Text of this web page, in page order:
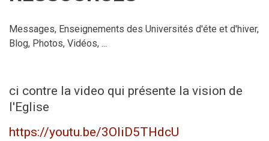
Messages, Enseignements des Universités d'éte et d'hiver,
Blog, Photos, Vidéos, ...
ci contre la video qui présente la vision de
l'Eglise
https://youtu.be/3OIiD5THdcU